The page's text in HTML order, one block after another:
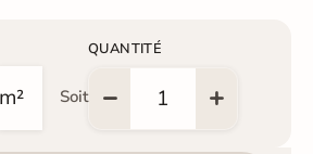
m² Soit
QUANTITÉ